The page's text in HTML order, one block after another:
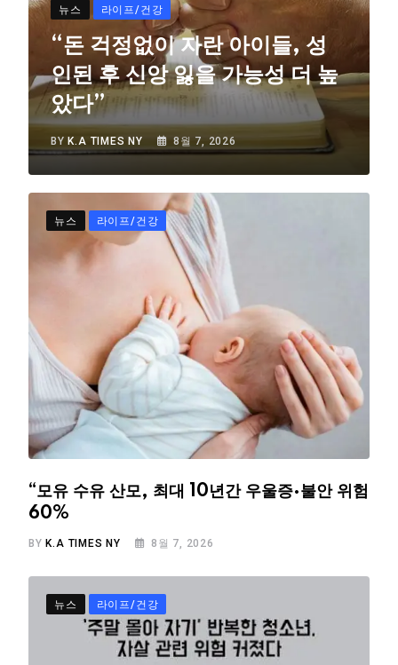
뉴스 라이프/건강
“돈 걱정없이 자란 아이들, 성
인된 후 신앙 잃을 가능성 더 높
았다”
BY K.A TIMES NY 8월 7, 2026
뉴스 라이프/건강
“모유 수유 산모, 최대 10년간 우울증·불안 위험
60%
BY K.A TIMES NY 8월 7, 2026
뉴스 라이프/건강